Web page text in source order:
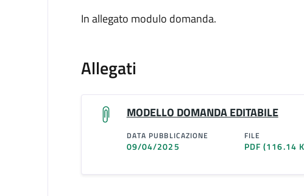
In allegato modulo domanda.
Allegati
MODELLO DOMANDA EDITABILE
DATA PUBBLICAZIONE
09/04/2025
FILE
PDF(116.14